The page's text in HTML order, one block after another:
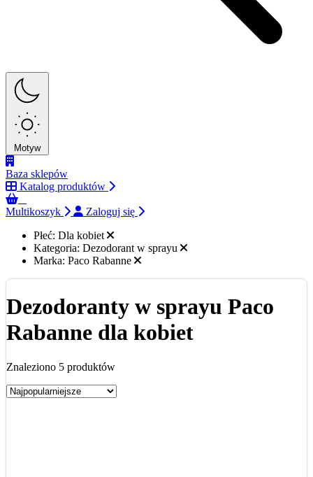
Motyw
Baza sklepów
Katalog produktów
Multikoszyk
Zaloguj się
Płeć: Dla kobiet
Kategoria: Dezodorant w sprayu
Marka: Paco Rabanne
Dezodoranty w sprayu Paco
Rabanne dla kobiet
Znaleziono 5 produktów